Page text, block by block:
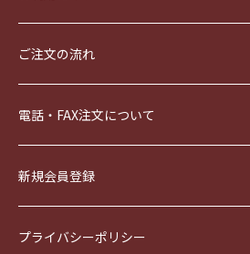
ご注文の流れ
電話・FAX注文について
新規会員登録
プライバシーポリシー